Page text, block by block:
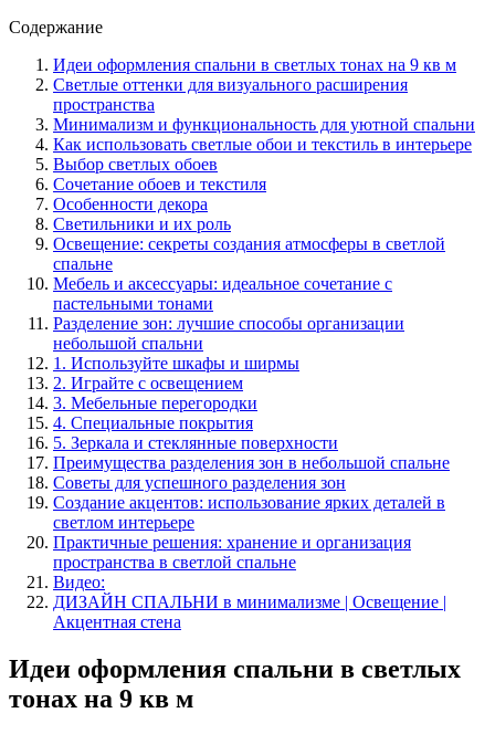
Содержание
Идеи оформления спальни в светлых тонах на 9 кв м
Светлые оттенки для визуального расширения
пространства
Минимализм и функциональность для уютной спальни
Как использовать светлые обои и текстиль в интерьере
Выбор светлых обоев
Сочетание обоев и текстиля
Особенности декора
Светильники и их роль
Освещение: секреты создания атмосферы в светлой
спальне
Мебель и аксессуары: идеальное сочетание с
пастельными тонами
Разделение зон: лучшие способы организации
небольшой спальни
1. Используйте шкафы и ширмы
2. Играйте с освещением
3. Мебельные перегородки
4. Специальные покрытия
5. Зеркала и стеклянные поверхности
Преимущества разделения зон в небольшой спальне
Советы для успешного разделения зон
Создание акцентов: использование ярких деталей в
светлом интерьере
Практичные решения: хранение и организация
пространства в светлой спальне
Видео:
ДИЗАЙН СПАЛЬНИ в минимализме | Освещение |
Акцентная стена
Идеи оформления спальни в светлых
тонах на 9 кв м